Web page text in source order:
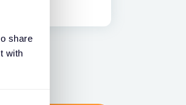
share
with